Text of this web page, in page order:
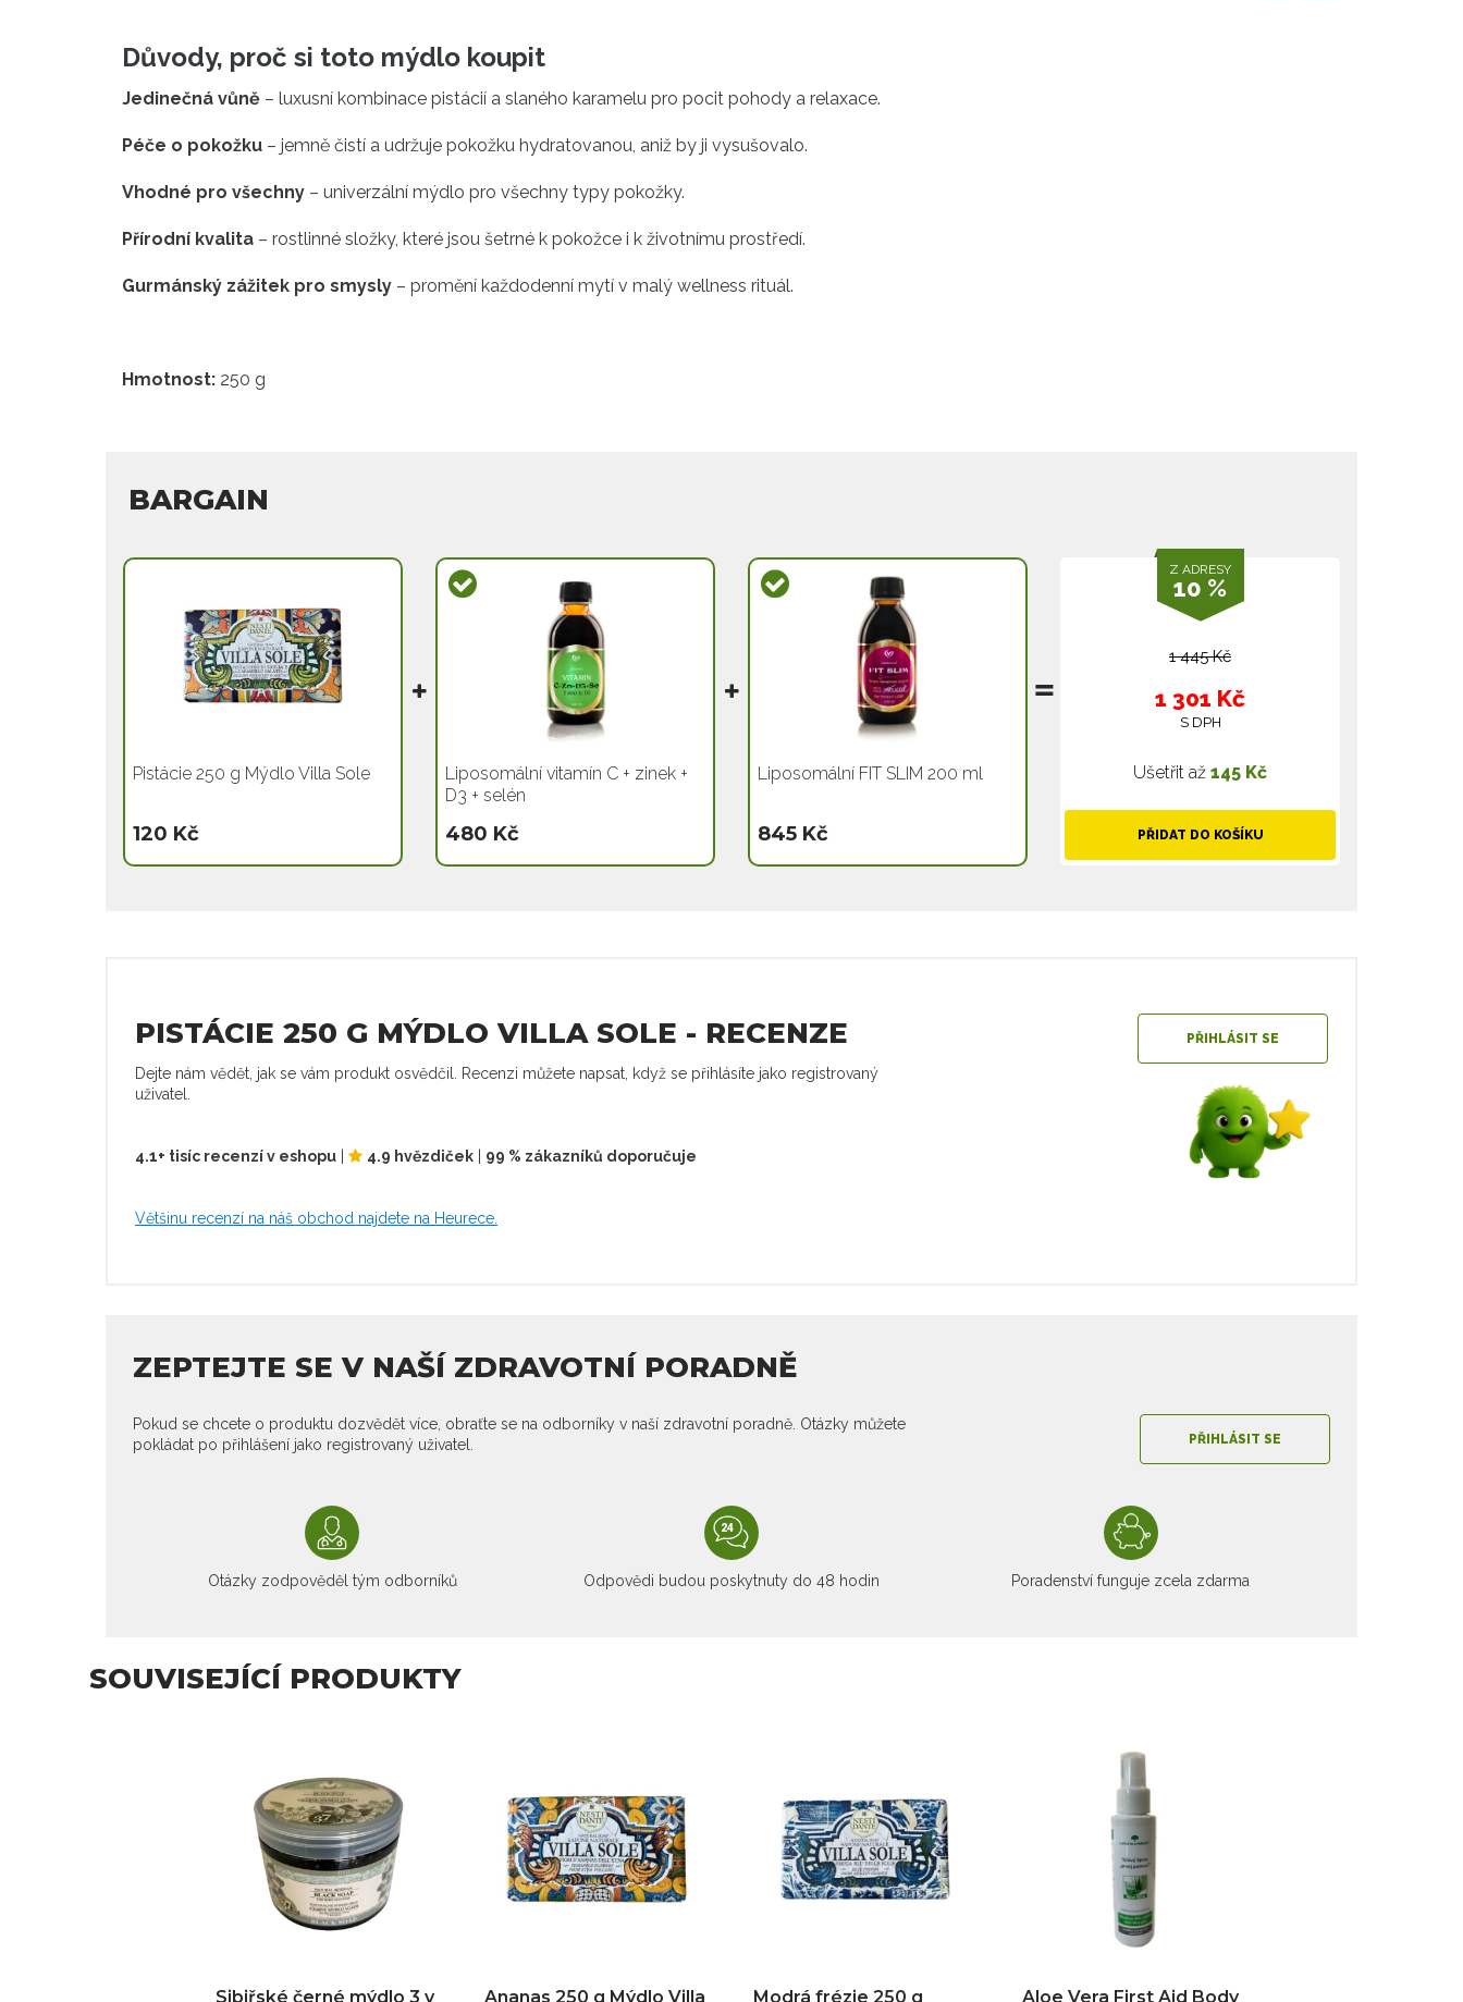
Důvody, proč si toto mýdlo koupit
Jedinečná vůně – luxusní kombinace pistácií a slaného karamelu pro pocit pohody a relaxace.
Péče o pokožku – jemně čistí a udržuje pokožku hydratovanou, aniž by ji vysušovalo.
Vhodné pro všechny – univerzální mýdlo pro všechny typy pokožky.
Přírodní kvalita – rostlinné složky, které jsou šetrné k pokožce i k životnímu prostředí.
Gurmánský zážitek pro smysly – promění každodenní mytí v malý wellness rituál.
Hmotnost: 250 g
BARGAIN
Pistácie 250 g Mýdlo Villa Sole
120 Kč
Liposomální vitamín C + zinek +
D3 + selén
480 Kč
Liposomální FIT SLIM 200 ml
845 Kč
Z ADRESY
10 %
1 445 Kč
1 301 Kč
S DPH
Ušetřit až 145 Kč
PŘIDAT DO KOŠÍKU
PISTÁCIE 250 G MÝDLO VILLA SOLE - RECENZE PŘIHLÁSIT SE
Dejte nám vědět, jak se vám produkt osvědčil. Recenzi můžete napsat, když se přihlásíte jako registrovaný
uživatel.
4.1+ tisíc recenzí v eshopu 4.9 hvězdiček 99 % zákazníků doporučuje
Většinu recenzí na náš obchod najdete na Heurece.
ZEPTEJTE SE V NAŠÍ ZDRAVOTNÍ PORADNĚ
Pokud se chcete o produktu dozvědět více, obraťte se na odborníky v naší zdravotní poradně. Otázky můžete
pokládat po přihlášení jako registrovaný uživatel.
PŘIHLÁSIT SE
Otázky zodpověděl tým odborníků Odpovědi budou poskytnuty do 48 hodin Poradenství funguje zcela zdarma
SOUVISEJÍCÍ PRODUKTY
Sibiřské černé mýdlo 3 v Ananas 250 g Mýdlo Villa Modrá frézie 250 g Aloe Vera First Aid Body